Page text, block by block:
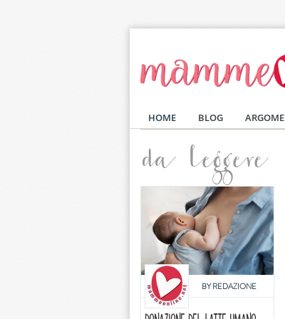
HOME BLOG
da leggere
BYREDAZIONE